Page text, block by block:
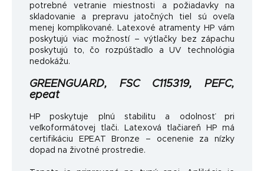
potrebné vetranie miestnosti a požiadavky na
skladovanie a prepravu jatočných tiel sú oveľa
menej komplikované. Latexové atramenty HP vám
poskytujú viac možností – výtlačky bez zápachu
poskytujú to, čo rozpúšťadlo a UV technológia
nedokážu.
GREENGUARD, FSC C115319, PEFC,
epeat
HP poskytuje plnú stabilitu a odolnosť pri
veľkoformátovej tlači. Latexová tlačiareň HP má
certifikáciu EPEAT Bronze – ocenenie za nízky
dopad na životné prostredie.